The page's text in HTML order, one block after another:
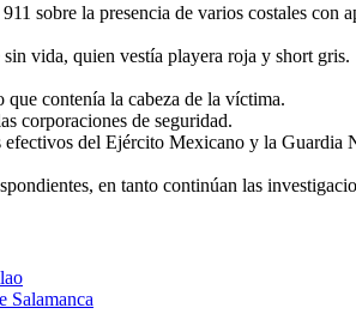
sobre la presencia de varios costales con
vida, quien vestía playera roja y short gris.
contenía la cabeza de la víctima.
corporaciones de seguridad.
del Ejército Mexicano y la Guardia
en tanto continúan las
Salamanca